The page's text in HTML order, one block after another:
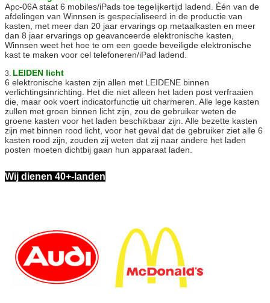
Apc-06A staat 6 mobiles/iPads toe tegelijkertijd ladend. Één van de
afdelingen van Winnsen is gespecialiseerd in de productie van
kasten, met meer dan 20 jaar ervarings op metaalkasten en meer
dan 8 jaar ervarings op geavanceerde elektronische kasten,
Winnsen weet het hoe te om een goede beveiligde elektronische
kast te maken voor cel telefoneren/iPad ladend.
3. LEIDEN licht
6 elektronische kasten zijn allen met LEIDENE binnen
verlichtingsinrichting. Het die niet alleen het laden post verfraaien
die, maar ook voert indicatorfunctie uit charmeren. Alle lege kasten
zullen met groen binnen licht zijn, zou de gebruiker weten de
groene kasten voor het laden beschikbaar zijn. Alle bezette kasten
zijn met binnen rood licht, voor het geval dat de gebruiker ziet alle 6
kasten rood zijn, zouden zij weten dat zij naar andere het laden
posten moeten dichtbij gaan hun apparaat laden.
Wij dienen 40+-landen